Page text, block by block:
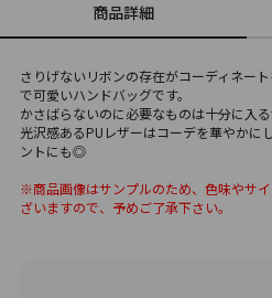
商品詳細
さりげないリボンの存在がコーディネー
で可愛いハンドバッグです。
かさばらないのに必要なものは十分に入
光沢感あるPUレザーはコーデを華やかに
ントにも◎
※商品画像はサンプルのため、色味やサ
ざいますので、予めご了承下さい。